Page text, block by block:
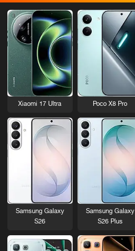
Poco X8 Pro
Xiaomi 17 Ultra
Samsung Galaxy
S26 Plus
Samsung Galaxy
S26